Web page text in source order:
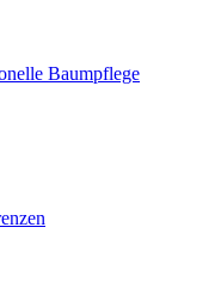
Baumpflege